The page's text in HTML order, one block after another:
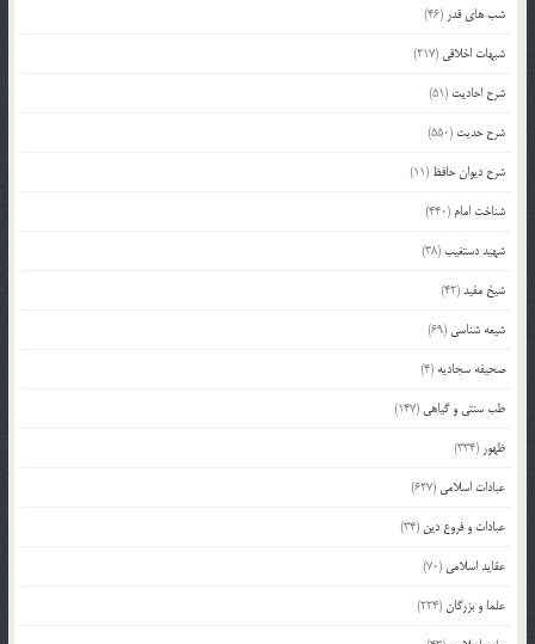
شب های قدر (46)
شبهات اخلاقی (217)
شرح احادیث (51)
شرح حدیث (550)
شرح دیوان حافظ (11)
شناخت امام (440)
شهید دستغیب(38)
شیخ مفید(42)
شیعه شناسی (69)
صحیفه سجادیه (4)
طب سنتی و گیاهی (147)
ظهور (334)
عبادات اسلامی (627)
عبادات و فروع دین (34)
عقاید اسلامی (70)
علما و بزرگان(224)